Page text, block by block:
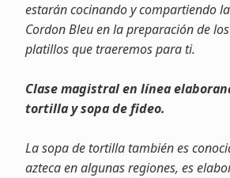
estarán cocinando y compartiendo
Cordon Bleu en la preparación de
platillos que traeremos para ti.
Clase magistral en línea
tortilla y sopa de fideo.
La sopa de tortilla también es
azteca en algunas regiones, es